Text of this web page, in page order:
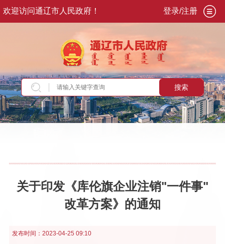
欢迎访问通辽市人民政府！ 登录/注册
搜索
当前位置：首页>专题专栏>利企惠民政策服务
关于印发《库伦旗企业注销"一件事"
改革方案》的通知
发布时间： 2023-04-25 09:10